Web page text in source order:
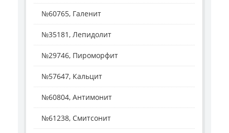
№60765, Галенит
№35181, Лепидолит
№29746, Пироморфит
№57647, Кальцит
№60804, Антимонит
№61238, Смитсонит